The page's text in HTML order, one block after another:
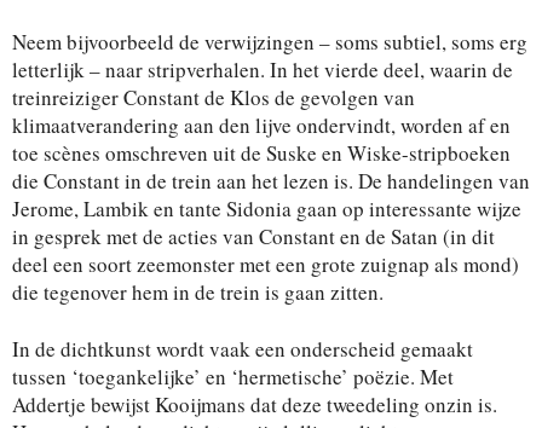
Neem bijvoorbeeld de verwijzingen – soms subtiel, soms erg
letterlijk – naar stripverhalen. In het vierde deel, waarin de
treinreiziger Constant de Klos de gevolgen van
klimaatverandering aan den lijve ondervindt, worden af en
toe scènes omschreven uit de Suske en Wiske-stripboeken
die Constant in de trein aan het lezen is. De handelingen van
Jerome, Lambik en tante Sidonia gaan op interessante wijze
in gesprek met de acties van Constant en de Satan (in dit
deel een soort zeemonster met een grote zuignap als mond)
die tegenover hem in de trein is gaan zitten.
In de dichtkunst wordt vaak een onderscheid gemaakt
tussen ‘toegankelijke’ en ‘hermetische’ poëzie. Met
Addertje bewijst Kooijmans dat deze tweedeling onzin is.